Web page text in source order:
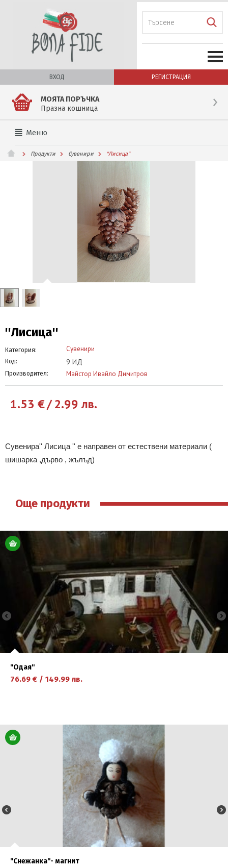
ВХОД РЕГИСТРАЦИЯ
МОЯТА ПОРЪЧКА
Празна кошница
Меню
Продукти Сувенири ''Лисица''
''Лисица''
Категория: Сувенири
Код: 9 ИД
Производител: Майстор Ивайло Димитров
1.53 €/2.99 лв.
Сувенира'' Лисица '' е направен от естествени материали (
шишарка ,дърво , жълъд)
Още продукти
''Одая''
76.69 € / 149.99 лв.
научете повече
''Снежанка''- магнит